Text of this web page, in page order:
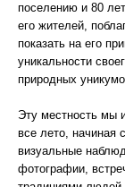
поселению и 80
его жителей,
показать на его
уникальности
природных
Эту местность мы
все лето, начиная
визуальные
фотографии,